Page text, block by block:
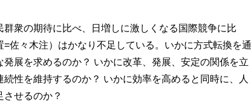
衆の期待に比べ、日増しに激しくなる国際競争に比
佐々木注）はかなり不足している。いかに方式転換を通
展を求めるのか？ いかに改革、発展、安定の関係を立
性を維持するのか？ いかに効率を高めると同時に、人
せるのか？